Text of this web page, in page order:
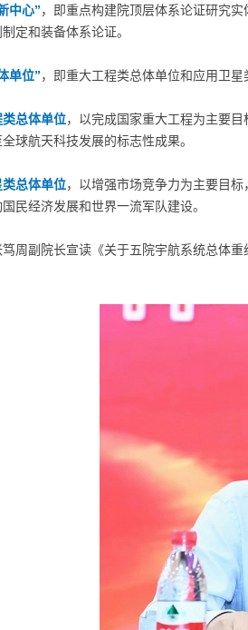
中心”，即重点构建院顶层体系论证研究
定和装备体系论证。
单位”，即重大工程类总体单位和应用卫星
总体单位，以完成国家重大工程为主要
球航天科技发展的标志性成果。
总体单位，以增强市场竞争力为主要目
民经济发展和世界一流军队建设。
周副院长宣读《关于五院宇航系统总体